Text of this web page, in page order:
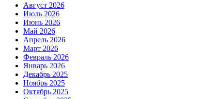
Август 2026
Июль 2026
Июнь 2026
Май 2026
Апрель 2026
Март 2026
Февраль 2026
Январь 2026
Декабрь 2025
Ноябрь 2025
Октябрь 2025